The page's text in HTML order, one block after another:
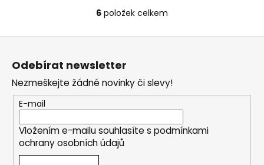
O
v
a
c
í
p
r
6 položek celkem
Z
Odebírat newsletter
Nezmeškejte žádné novinky či slevy!
E-mail
Vložením e-mailu souhlasíte s podmínkami
ochrany osobních údajů